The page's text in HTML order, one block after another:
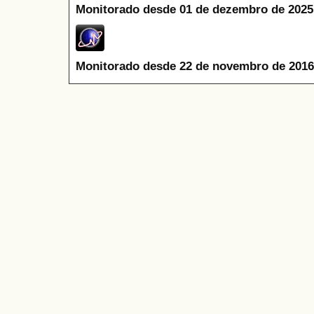
Monitorado desde 01 de dezembro de
Monitorado desde 22 de novembro de